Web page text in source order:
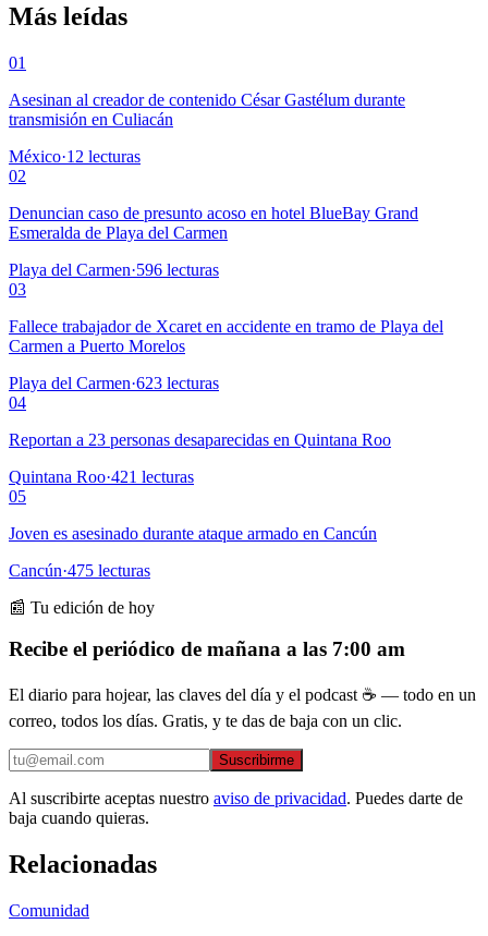
Más leídas
01
Asesinan al creador de contenido César Gastélum durante
transmisión en Culiacán
México·12 lecturas
02
Denuncian caso de presunto acoso en hotel BlueBay Grand
Esmeralda de Playa del Carmen
Playa del Carmen·596 lecturas
03
Fallece trabajador de Xcaret en accidente en tramo de Playa del
Carmen a Puerto Morelos
Playa del Carmen·623 lecturas
04
Reportan a 23 personas desaparecidas en Quintana Roo
Quintana Roo·421 lecturas
05
Joven es asesinado durante ataque armado en Cancún
Cancún·475 lecturas
📰 Tu edición de hoy
Recibe el periódico de mañana a las 7:00 am
El diario para hojear, las claves del día y el podcast ☕ — todo en un
correo, todos los días. Gratis, y te das de baja con un clic.
Suscribirme
Al suscribirte aceptas nuestro aviso de privacidad. Puedes darte de
baja cuando quieras.
Relacionadas
Comunidad